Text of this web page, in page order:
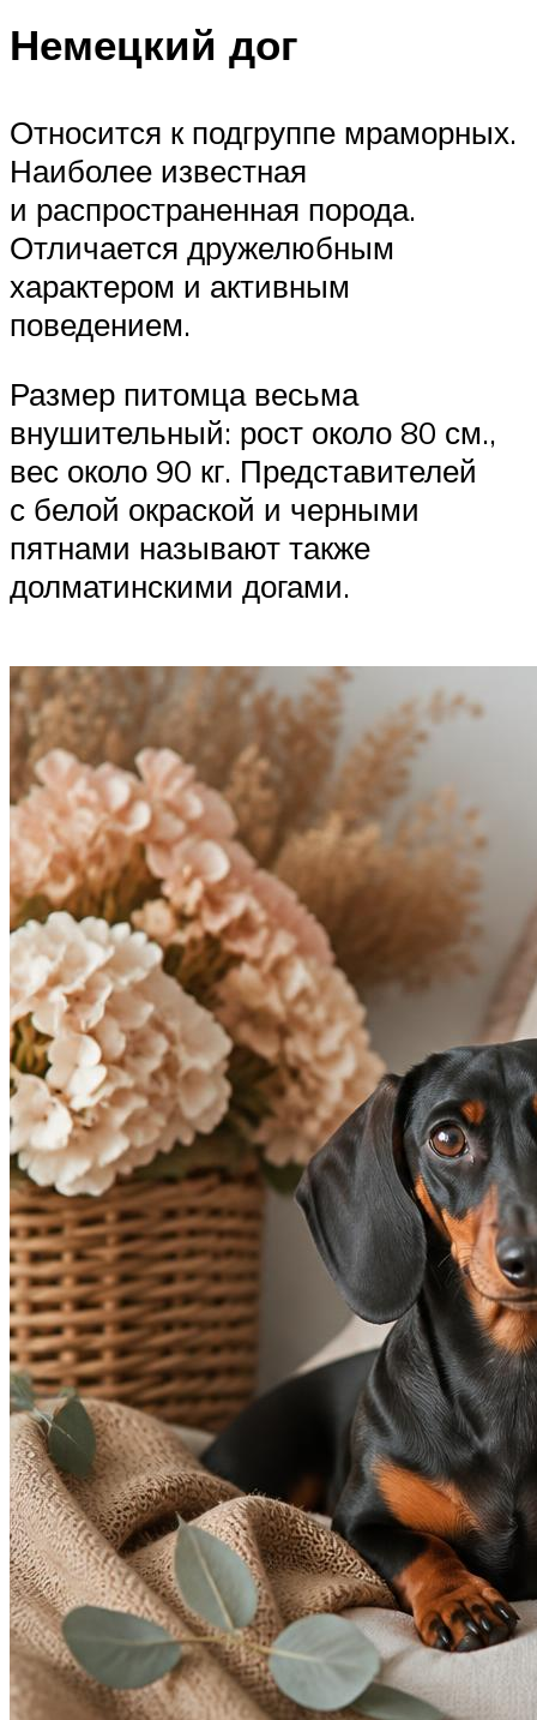
Немецкий дог
Относится к подгруппе мраморных.
Наиболее известная
и распространенная порода.
Отличается дружелюбным
характером и активным
поведением.
Размер питомца весьма
внушительный: рост около 80 см.,
вес около 90 кг. Представителей
с белой окраской и черными
пятнами называют также
долматинскими догами.